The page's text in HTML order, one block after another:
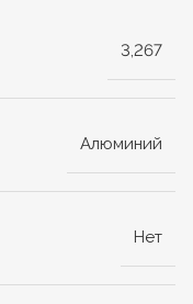
3,267
Алюминий
Нет